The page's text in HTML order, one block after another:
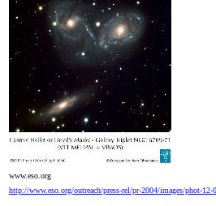
www.eso.org
http://www.eso.org/outreach/press-rel/pr-2004/images/phot-12-